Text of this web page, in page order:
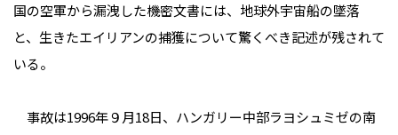
国の空軍から漏洩した機密文書には、地球外宇宙船の墜落
と、生きたエイリアンの捕獲について驚くべき記述が残されて
いる。
事故は1996年９月18日、ハンガリー中部ラヨシュミゼの南